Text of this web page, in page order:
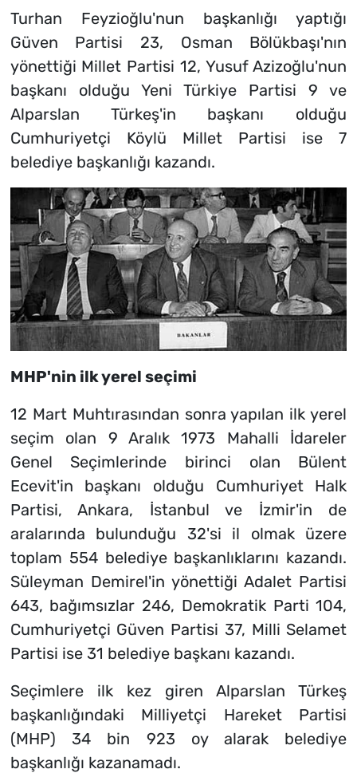
Turhan Feyzioğlu'nun başkanlığı yaptığı
Güven Partisi 23, Osman Bölükbaşı'nın
yönettiği Millet Partisi 12, Yusuf Azizoğlu'nun
başkanı olduğu Yeni Türkiye Partisi 9 ve
Alparslan Türkeş'in başkanı olduğu
Cumhuriyetçi Köylü Millet Partisi ise 7
belediye başkanlığı kazandı.
MHP'nin ilk yerel seçimi
12 Mart Muhtırasından sonra yapılan ilk yerel
seçim olan 9 Aralık 1973 Mahalli İdareler
Genel Seçimlerinde birinci olan Bülent
Ecevit'in başkanı olduğu Cumhuriyet Halk
Partisi, Ankara, İstanbul ve İzmir'in de
aralarında bulunduğu 32'si il olmak üzere
toplam 554 belediye başkanlıklarını kazandı.
Süleyman Demirel'in yönettiği Adalet Partisi
643, bağımsızlar 246, Demokratik Parti 104,
Cumhuriyetçi Güven Partisi 37, Milli Selamet
Partisi ise 31 belediye başkanı kazandı.
Seçimlere ilk kez giren Alparslan Türkeş
başkanlığındaki Milliyetçi Hareket Partisi
(MHP) 34 bin 923 oy alarak belediye
başkanlığı kazanamadı.